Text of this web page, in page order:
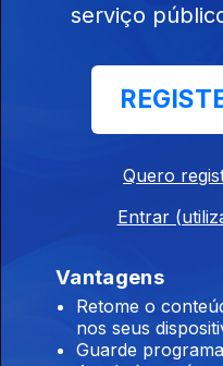
Anita Ward
30 jun. 2026
serviço
Quero
Entrar
Vantagens
Retome o
nos seus
Guarde